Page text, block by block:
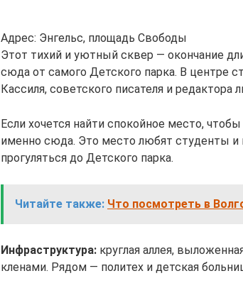
Адрес: Энгельс, площадь Свободы
Этот тихий и уютный сквер — окончание
сюда от самого Детского парка. В центре
Кассиля, советского писателя и
Если хочется найти спокойное место,
именно сюда. Это место любят студенты
прогуляться до Детского парка.
Читайте также: Что посмотреть в
Инфраструктура: круглая аллея,
кленами. Рядом — политех и детская